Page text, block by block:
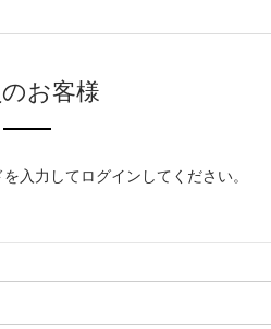
お客様
入力してログインしてください。